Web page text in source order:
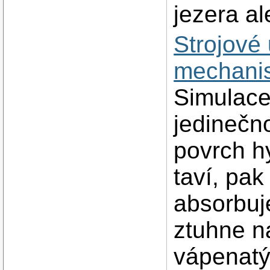
jezera
Strojové
povrch
taví, pak
ztuhne